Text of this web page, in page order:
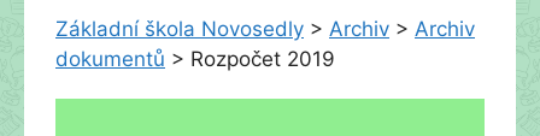
Základní škola Novosedly > Archiv > Archiv
dokumentů > Rozpočet 2019